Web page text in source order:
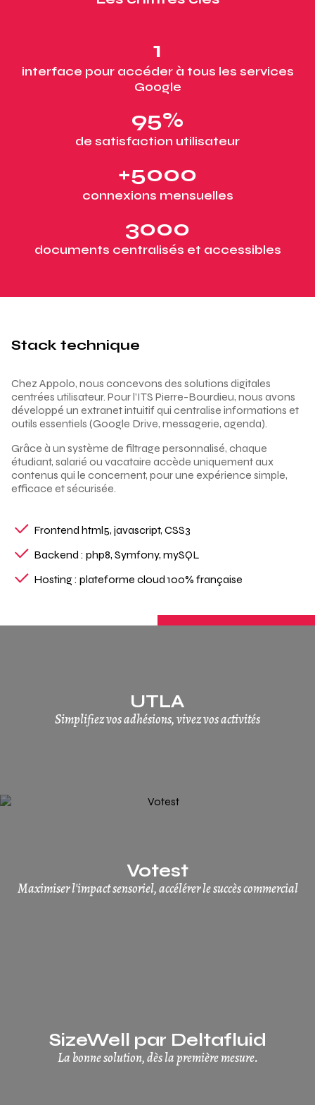
1
interface pour accéder à tous les services
Google
95%
de satisfaction utilisateur
+5000
connexions mensuelles
3000
documents centralisés et accessibles
Stack technique
Chez Appolo, nous concevons des solutions digitales
centrées utilisateur. Pour l’ITS Pierre-Bourdieu, nous avons
développé un extranet intuitif qui centralise informations et
outils essentiels (Google Drive, messagerie, agenda).
Grâce à un système de filtrage personnalisé, chaque
étudiant, salarié ou vacataire accède uniquement aux
contenus qui le concernent, pour une expérience simple,
efficace et sécurisée.
Frontend html5, javascript, CSS3
Backend : php8, Symfony, mySQL
Hosting : plateforme cloud 100% française
UTLA
Simplifiez vos adhésions, vivez vos activités
Votest
Maximiser l'impact sensoriel, accélérer le succès commercial
SizeWell par Deltafluid
La bonne solution, dès la première mesure.